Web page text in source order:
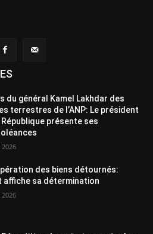
du général Kamel Lakhdar des
terrestres de l’ANP: Le président
République présente ses
des biens détournés:
affiche sa détermination